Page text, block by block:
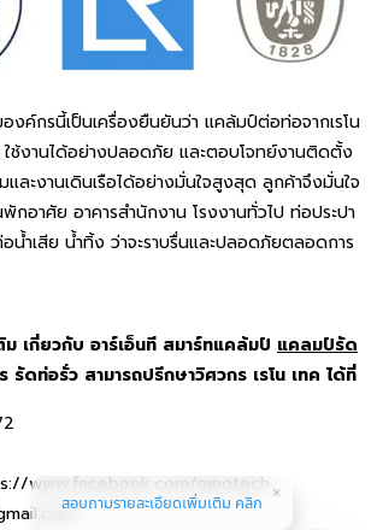
งค์กรนี้เป็นเครื่องยืนยันว่า แคล้มป์ต่อท่อจากเรโน
ใช้งานได้อย่างปลอดภัย และตอบโจทย์งานติดตั้ง
และงานเดินเรือได้อย่างมั่นใจสูงสุด ลูกค้าจึงมั่นใจ
กอาศัย อาคารสำนักงาน โรงงานทั่วไป ท่อประปา
ำเสีย น้ำทิ้ง ว่าจะราบรื่นและปลอดภัยตลอดการ
เกี่ยวกับ อาร์เอ็นที สมาร์ทแคล้มป์ แคลมป์รัด
รัดท่อรั่ว สามารถปรึกษาวิศวกร เรโน เทค ได้ที่
www.facebook.com/ranotech
สอบถามรายละเอียดเพิ่มเติม คลิก